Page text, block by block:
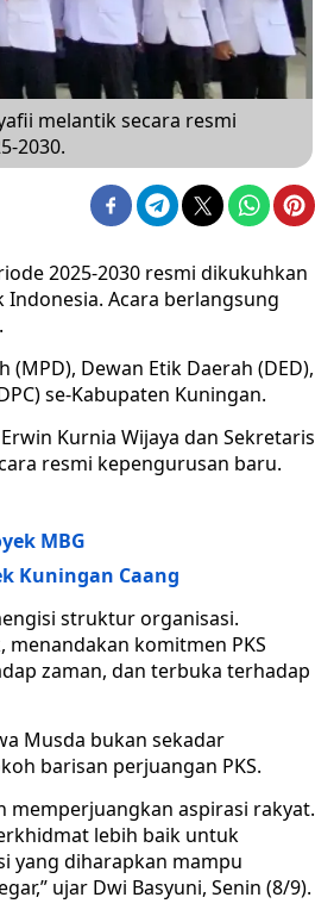
melantik secara resmi
2030.
2025-2030 resmi dikukuhkan
Acara berlangsung
Dewan Etik Daerah (DED),
se-Kabupaten Kuningan.
Kurnia Wijaya dan Sekretaris
resmi kepengurusan baru.
MBG
Kuningan Caang
struktur organisasi.
komitmen PKS
zaman, dan terbuka terhadap
Musda bukan sekadar
barisan perjuangan PKS.
memperjuangkan aspirasi rakyat.
lebih baik untuk
yang diharapkan mampu
ujar Dwi Basyuni, Senin (8/9).